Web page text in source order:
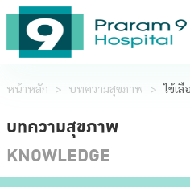
หน้าหลัก > บทความสุขภาพ >
บทความสุขภาพ
KNOWLEDGE